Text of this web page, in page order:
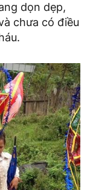
dọn dẹp,
chưa có điều